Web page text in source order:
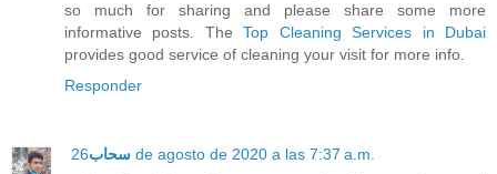
so much for sharing and please share some more
informative posts. TheTop Cleaning Services in Dubai
provides good service of cleaning your visit for more info.
Responder
سحاب 26 de agosto de 2020 a las 7:37 a.m.